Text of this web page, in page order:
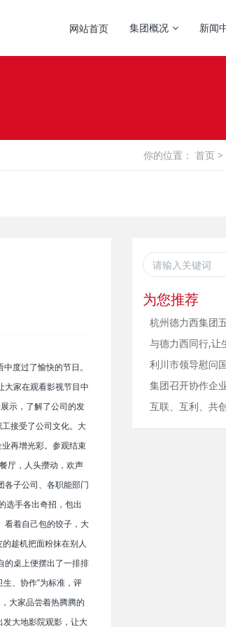
网站首页 集团概况 新闻
你的位置： 首页 >
度过了愉快的节日。
大家在观看影视节目中
示，了解了公司的发
接受了公司文化。大
再增光彩。参观结束
厅，人头攒动，欢声
各子公司、各职能部门
选手各出奇招，包出
看着自己包的饺子，大
趁机把面粉抹在别人
的桌上便摆出了一排排
、协作”为标准，评
大家品尝着热腾腾的
发大地影院观影，让大
为您推荐
集团召开协作企